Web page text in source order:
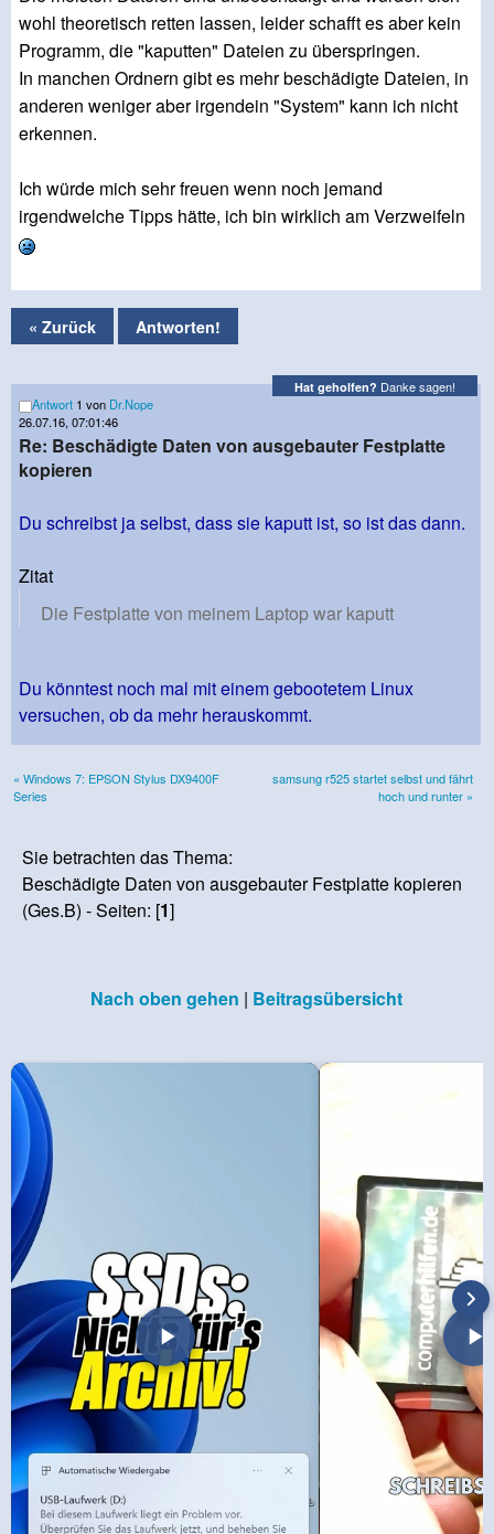
wohl theoretisch retten lassen, leider schafft es aber kein
Programm, die "kaputten" Dateien zu überspringen.
In manchen Ordnern gibt es mehr beschädigte Dateien, in
anderen weniger aber irgendein "System" kann ich nicht
erkennen.
Ich würde mich sehr freuen wenn noch jemand
irgendwelche Tipps hätte, ich bin wirklich am Verzweifeln
« Zurück Antworten!
Hat geholfen? Danke sagen!
Antwort 1 von Dr.Nope
26.07.16, 07:01:46
Re: Beschädigte Daten von ausgebauter Festplatte
kopieren
Du schreibst ja selbst, dass sie kaputt ist, so ist das dann.
Zitat
Die Festplatte von meinem Laptop war kaputt
Du könntest noch mal mit einem gebootetem Linux
versuchen, ob da mehr herauskommt.
« Windows 7: EPSON Stylus DX9400F
Series
samsung r525 startet selbst und fährt
hoch und runter »
Sie betrachten das Thema:
Beschädigte Daten von ausgebauter Festplatte kopieren
(Ges.B) - Seiten: [1]
Nach oben gehen | Beitragsübersicht